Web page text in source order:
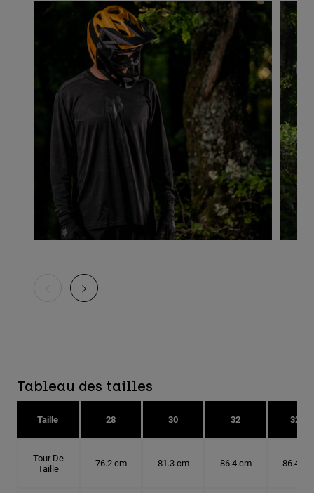
Tableau des tailles
Taille 28 30 32 32T
Tour De
Taille
76.2 cm 81.3 cm 86.4 cm 86.4 cm